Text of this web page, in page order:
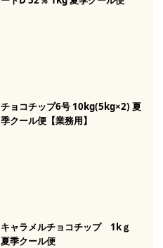
チョコチップ6号 10kg(5kg×2) 夏
季クール便【業務用】
キャラメルチョコチップ 1kｇ
夏季クール便